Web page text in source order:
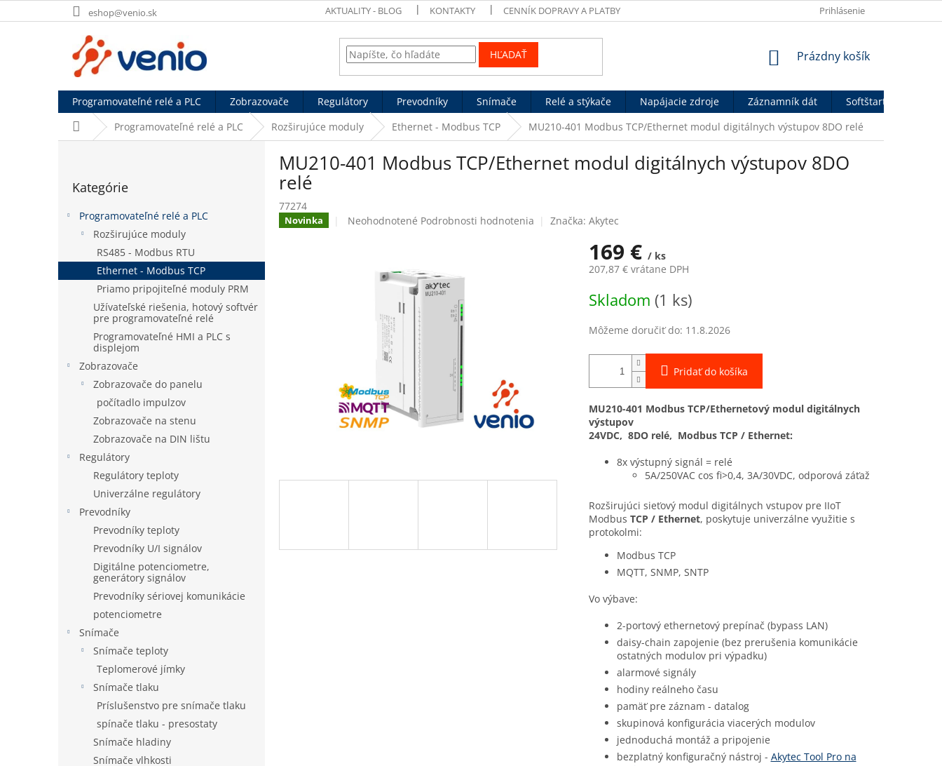
na
eshop@venio.sk AKTUALITY - BLOG KONTAKTY CENNÍK DOPRAVY A PLATBY VÝHODY PRE B2B PARTNEROV
Prihlásenie
HĽADAŤ
NÁKUPNÝ
Prázdny košík
Programovateľné relé a PLC Zobrazovače Regulátory Prevodníky Snímače Relé a stýkače Napájacie zdroje Záznamník dát Softštartéry
DomovProgramovateľné relé a PLC Rozširujúce moduly Ethernet - Modbus TCP MU210-401 Modbus TCP/Ethernet modul digitálnych výstupov 8DO relé
kategórie
Kategórie
Programovateľné relé a PLC
Rozširujúce moduly
RS485 - Modbus RTU
Ethernet - Modbus TCP
Priamo pripojiteľné moduly PRM
Užívateľské riešenia, hotový softvér
pre programovateľné relé
Programovateľné HMI a PLC s
displejom
Zobrazovače
Zobrazovače do panelu
počítadlo impulzov
Zobrazovače na stenu
Zobrazovače na DIN lištu
Regulátory
Regulátory teploty
Univerzálne regulátory
Prevodníky
Prevodníky teploty
Prevodníky U/I signálov
Digitálne potenciometre,
generátory signálov
Prevodníky sériovej komunikácie
potenciometre
Snímače
Snímače teploty
Teplomerové jímky
Snímače tlaku
Príslušenstvo pre snímače tlaku
spínače tlaku - presostaty
Snímače hladiny
Snímače vlhkosti
MU210-401 Modbus TCP/Ethernet modul digitálnych výstupov 8DO
relé
77274
Novinka
Priemerné
hviezdičiek.
Neohodnotené Podrobnosti hodnotenia Značka: Akytec
169 € / ks
207,87 € vrátane DPH
cena:
Skladom (1 ks)
Môžeme doručiť do: 11.8.2026
Pridať do košíka
MU210-401 Modbus TCP/Ethernetový modul digitálnych
výstupov
24VDC, 8DO relé, Modbus TCP / Ethernet:
8x výstupný signál = relé
5A/250VAC cos fi>0,4, 3A/30VDC, odporová záťaž
Rozširujúci sieťový modul digitálnych vstupov pre IIoT
Modbus TCP / Ethernet, poskytuje univerzálne využitie s
protokolmi:
Modbus TCP
MQTT, SNMP, SNTP
Vo výbave:
2-portový ethernetový prepínač (bypass LAN)
daisy-chain zapojenie (bez prerušenia komunikácie
ostatných modulov pri výpadku)
alarmové signály
hodiny reálneho času
pamäť pre záznam - datalog
skupinová konfigurácia viacerých modulov
jednoduchá montáž a pripojenie
bezplatný konfiguračný nástroj - Akytec Tool Pro na